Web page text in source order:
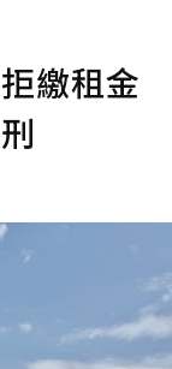
繳租金